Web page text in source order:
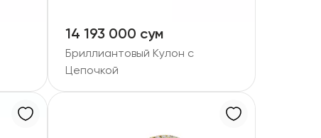
14 193 000 сум
Бриллиантовый Кулон с
Цепочкой